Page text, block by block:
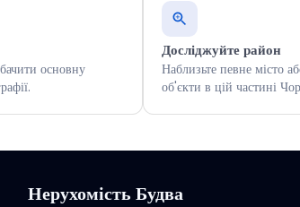
основну
Досліджуйте район
Наблизьте певне місто
об'єкти в цій частині
Нерухомість Будва